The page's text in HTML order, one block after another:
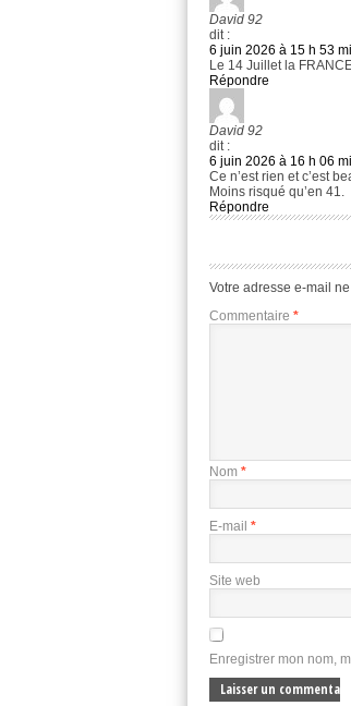
David 92
dit :
6 juin 2026 à 15 h 53
Le 14 Juillet la
Répondre
David 92
dit :
6 juin 2026 à 16 h 06
Ce n’est rien et c’est
Moins risqué qu’en 41.
Répondre
Votre adresse e-mail
Commentaire *
Nom *
E-mail *
Site web
Enregistrer mon nom,